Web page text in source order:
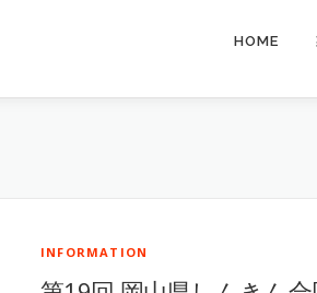
HOME
INFORMATION